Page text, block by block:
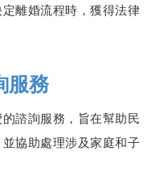
離婚流程時，獲得法律
服務
諮詢服務，旨在幫助民
協助處理涉及家庭和子